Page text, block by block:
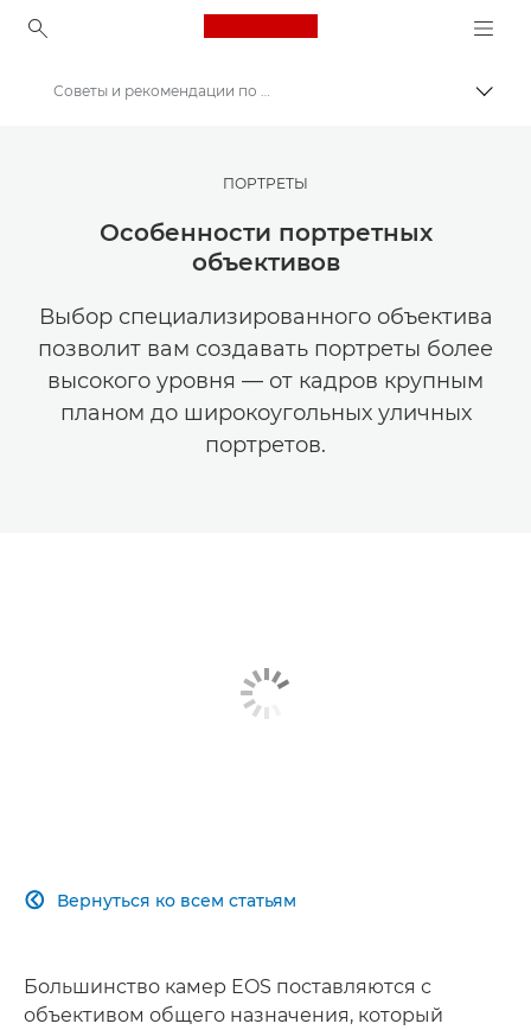
Canon Logo, back to
Мастерская творчества | Советы по фотографии и печати и руководства для покупателей
Советы и технические приемы по фотографии и печати
Советы и рекомендации по использованию объектива для портретной съемки
ПОРТРЕТЫ
Особенности портретных
объективов
Выбор специализированного объектива
позволит вам создавать портреты более
высокого уровня — от кадров крупным
планом до широкоугольных уличных
портретов.
Вернуться ко всем статьям

Большинство камер EOS поставляются с
объективом общего назначения, который